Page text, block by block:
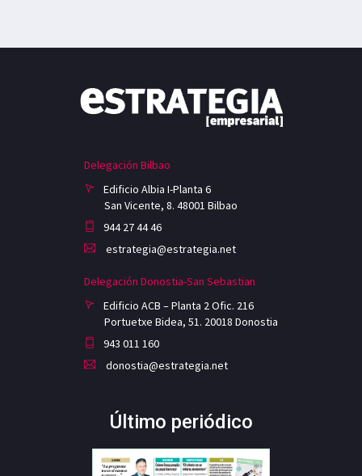
Delegación Bilbao
Edificio Albia I-Planta 6
San Vicente, 8. 48001 Bilbao
944 27 44 46
estrategia@estrategia.net
Delegación Donostia-San Sebastian
Edificio ACB – Planta 2 Ofic. 216
Portuetxe Bidea, 51. 20018 Donostia
943 011 160
donostia@estrategia.net
Último periódico